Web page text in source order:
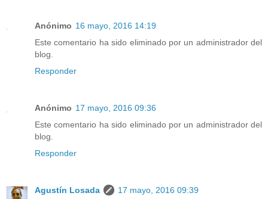
Anónimo 16 mayo, 2016 14:19
Este comentario ha sido eliminado por un administrador del
blog.
Responder
Anónimo 17 mayo, 2016 09:36
Este comentario ha sido eliminado por un administrador del
blog.
Responder
Agustín Losada
17 mayo, 2016 09:39